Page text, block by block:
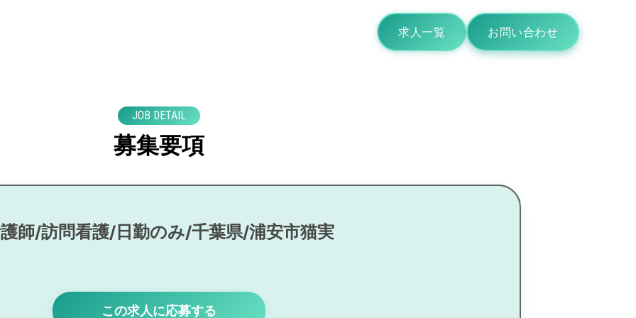
求人一覧 お問い合わせ
JOB DETAIL
募集要項
師/訪問看護/日勤のみ/千葉県/浦安市猫実
この求人に応募する